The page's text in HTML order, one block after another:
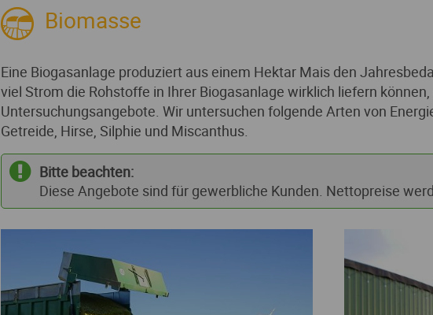
Biomasse
Eine Biogasanlage produziert aus einem Hektar Mais den
viel Strom die Rohstoffe in Ihrer Biogasanlage wirklich liefern
Untersuchungsangebote. Wir untersuchen folgende Arten von
Getreide, Hirse, Silphie und Miscanthus.
Bitte beachten:
Diese Angebote sind für gewerbliche Kunden. Nettopreise